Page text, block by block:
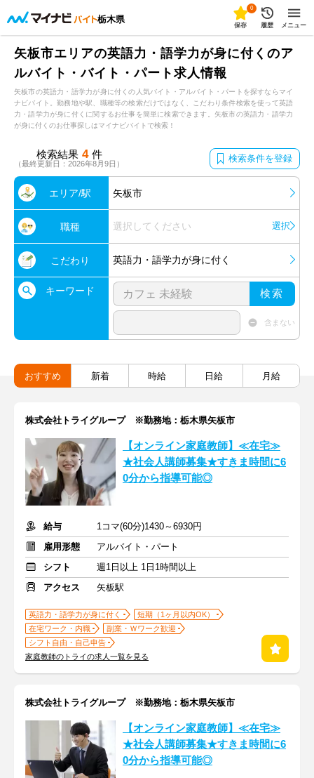
栃木県
0
保存 履歴 メニュー
矢板市エリアの英語力・語学力が身に付くのア
ルバイト・バイト・パート求人情報
矢板市の英語力・語学力が身に付くの人気バイト・アルバイト・パートを探すならマイ
ナビバイト。勤務地や駅、職種等の検索だけではなく、こだわり条件検索を使って英語
力・語学力が身に付くに関するお仕事を簡単に検索できます。矢板市の英語力・語学力
が身に付くのお仕事探しはマイナビバイトで検索！
検索結果 4 件
（最終更新日：2026年8月9日） 検索条件を登録
エリア/駅 矢板市
職種 選択してください 選択
こだわり 英語力・語学力が身に付く
キーワード 検索
含まない
おすすめ 新着 時給 日給 月給
株式会社トライグループ ※勤務地：栃木県矢板市
【オンライン家庭教師】≪在宅≫
★社会人講師募集★すきま時間に6
0分から指導可能◎
給与
1コマ(60分)1430～6930円
雇用形態
アルバイト・パート
シフト
週1日以上 1日1時間以上
アクセス
矢板駅
英語力・語学力が身に付く
短期（1ヶ月以内OK）
在宅ワーク・内職
副業・Ｗワーク歓迎
シフト自由・自己申告
家庭教師のトライの求人一覧を見る
株式会社トライグループ ※勤務地：栃木県矢板市
【オンライン家庭教師】≪在宅≫
★社会人講師募集★すきま時間に6
0分から指導可能◎